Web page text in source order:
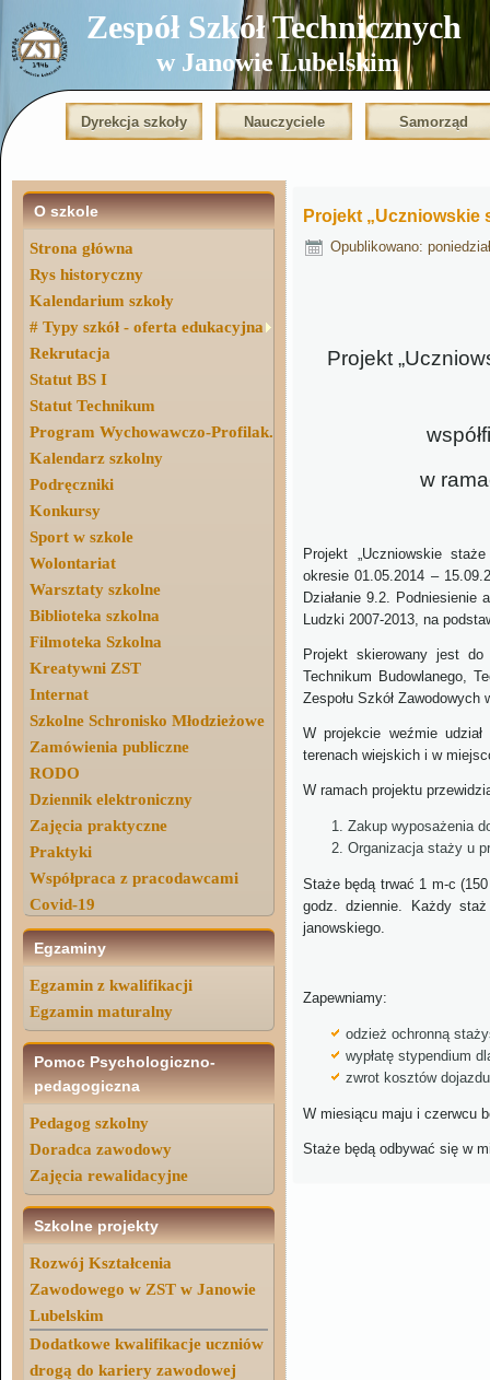
Zespół Szkół Technicznych
w Janowie Lubelskim
Dyrekcja szkoły Nauczyciele Samorząd
O szkole
Strona główna
Rys historyczny
Kalendarium szkoły
# Typy szkół - oferta edukacyjna
Rekrutacja
Statut BS I
Statut Technikum
Program Wychowawczo-Profilak.
Kalendarz szkolny
Podręczniki
Konkursy
Sport w szkole
Wolontariat
Warsztaty szkolne
Biblioteka szkolna
Filmoteka Szkolna
Kreatywni ZST
Internat
Szkolne Schronisko Młodzieżowe
Zamówienia publiczne
RODO
Dziennik elektroniczny
Zajęcia praktyczne
Praktyki
Współpraca z pracodawcami
Covid-19
Egzaminy
Egzamin z kwalifikacji
Egzamin maturalny
Pomoc Psychologiczno-
pedagogiczna
Pedagog szkolny
Doradca zawodowy
Zajęcia rewalidacyjne
Szkolne projekty
Rozwój Kształcenia
Zawodowego w ZST w Janowie
Lubelskim
Dodatkowe kwalifikacje uczniów
drogą do kariery zawodowej
Projekt „Uczniowskie
Opublikowano:
Projekt
w
Projekt „Uczniowskie
okresie01.05.2014 –
Działanie 9.2. Podniesienie
Ludzki 2007-2013, na
Projekt skierowany jest
Technikum Budowlanego,
Zespołu Szkół Zawodowych
W projekcie weźmie
terenach wiejskich i w
W ramach projektu
Zakup wyposażenia
Organizacja staży u
Staże będą trwać 1 m-c
godz. dziennie. Każdy
janowskiego.
Zapewniamy:
odzież ochronną
wypłatę stypendium
zwrot kosztów
W miesiącu maju i czerwcu
Staże będą odbywać się w